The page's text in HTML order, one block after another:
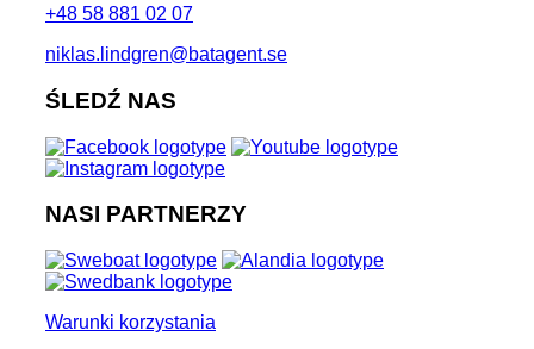
+48 58 881 02 07
niklas.lindgren@batagent.se
ŚLEDŹ NAS
NASI PARTNERZY
Warunki korzystania